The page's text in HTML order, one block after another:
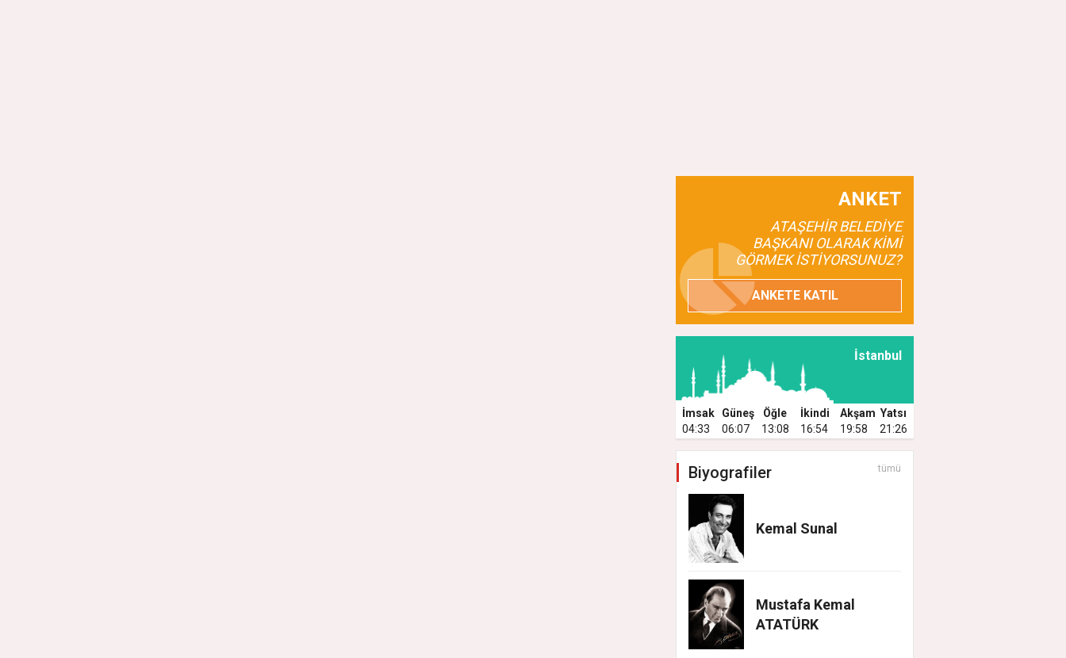
ANKET
ATAŞEHİR BELEDİYE
BAŞKANI OLARAK KİMİ
GÖRMEK İSTİYORSUNUZ?
ANKETE KATIL
İstanbul
İmsak Güneş Öğle İkindi Akşam Yatsı
04:33
06:07 13:08 16:54 19:58 21:26
Biyografiler tümü
Kemal Sunal
Mustafa Kemal
ATATÜRK